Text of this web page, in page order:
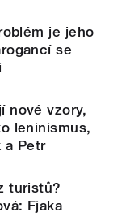
je jeho
se
nové vzory,
leninismus,
a Petr
turistů?
Fjaka